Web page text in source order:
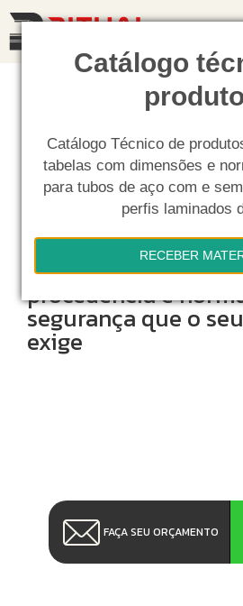
Catálogo
Catálogo Técnico de
tabelas com dimensões e
para tubos de aço com e
perfis laminados
RECEBER
Tubos de Aço com
procedência e
segurança que o
exige
FAÇA SEU ORÇAMENTO